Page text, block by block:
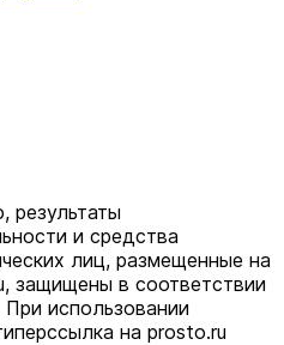
результаты
и средства
лиц, размещенные на
защищены в соответствии
использовании
на prosto.ru